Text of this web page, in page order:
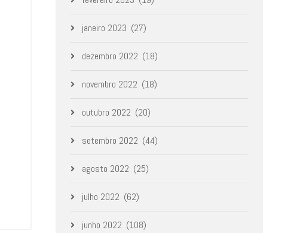
janeiro 2023 (27)
dezembro 2022 (18)
novembro 2022 (18)
outubro 2022 (20)
setembro 2022 (44)
agosto 2022 (25)
julho 2022 (62)
junho 2022 (108)